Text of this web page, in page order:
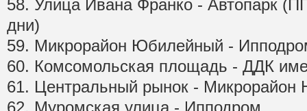
58. Улица Ивана Франко - Автопарк
дни)
59. Микрорайон Юбилейный -
60. Комсомольская площадь - ДДК
61. Центральный рынок -